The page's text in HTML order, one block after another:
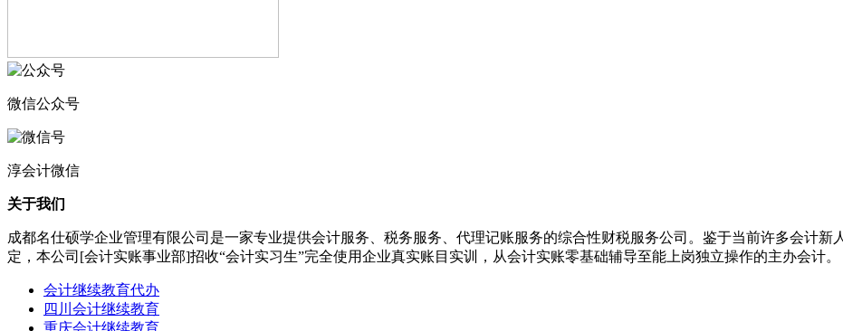
微信公众号
淳会计微信
关于我们
成都名仕硕学企业管理有限公司是一家专业提供会计服务、税务服务、代理记账服务的综合性财税服务公司。鉴于当前许多会计
定，本公司[会计实账事业部]招收“会计实习生”完全使用企业真实账目实训，从会计实账零基础辅导至能上岗独立操作的主办会计。
会计继续教育代办
四川会计继续教育
重庆会计继续教育